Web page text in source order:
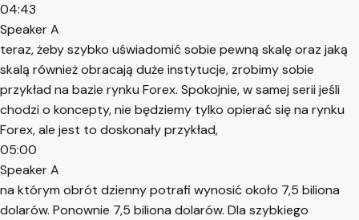
04:43
Speaker A
teraz, żeby szybko uświadomić sobie pewną skalę oraz jaką
skalą również obracają duże instytucje, zrobimy sobie
przykład na bazie rynku Forex. Spokojnie, w samej serii jeśli
chodzi o koncepty, nie będziemy tylko opierać się na rynku
Forex, ale jest to doskonały przykład,
05:00
Speaker A
na którym obrót dzienny potrafi wynosić około 7,5 biliona
dolarów. Ponownie 7,5 biliona dolarów. Dla szybkiego